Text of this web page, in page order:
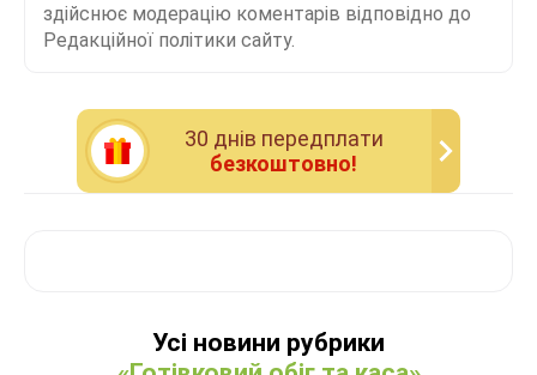
здійснює модерацію коментарів відповідно до
Редакційної політики сайту.
30 днiв передплати
безкоштовно!
Усі новини рубрики